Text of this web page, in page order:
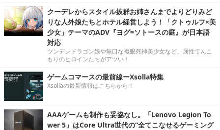
クーデレからスタイル抜群お姉さんまでよりどりみど
りな人外娘たちとホテル経営しよう！「クトゥルフ×美
少女」テーマのADV『ヨグ=ソトースの庭』が日本語
対応
ツンデレドラゴン娘や無口な複眼死神美少女など、属性てんこ
もりのヒロインたちがアツい！
ゲームコマースの最前線ーXsolla特集
Xsollaの最新情報はこちらから！
AAAゲームも制作も妥協なし。「Lenovo Legion To
wer 5」はCore Ultra世代の“全てこなせるゲーミング